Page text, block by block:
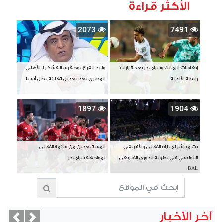
الأكثر قراءة
7491
إيقافات الزمالك وبيراميدز بعد قرارات
رابطة الأندية
2073
وليد الفراج يوجه رسالة شكر لـ الأهلي
المصري بعد تعديل تهنئة بطل آسيا
1904
بث مباشر لمباراة الأهلي والأفريقي
التونسي في بطولة الدوري الأفريقي
BAL
1897
المستبعدين من قائمة الأهلي
لمواجهة بيراميدز
آخر الأخبار